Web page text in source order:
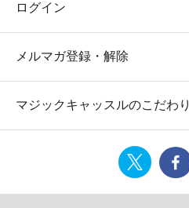
ログイン
メルマガ登録・解除
マジックキャッスルのこだわり